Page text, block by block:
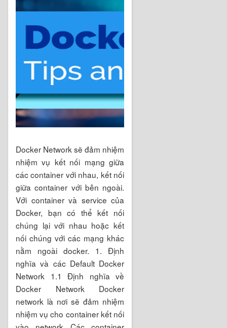
Docker Network sẽ đảm nhiệm
nhiệm vụ kết nối mạng giữa
các container với nhau, kết nối
giữa container với bên ngoài.
Với container và service của
Docker, bạn có thể kết nối
chúng lại với nhau hoặc kết
nối chúng với các mạng khác
nằm ngoài docker. 1. Định
nghĩa và các Default Docker
Network 1.1 Định nghĩa về
Docker Network Docker
network là nơi sẽ đảm nhiệm
nhiệm vụ cho container kết nối